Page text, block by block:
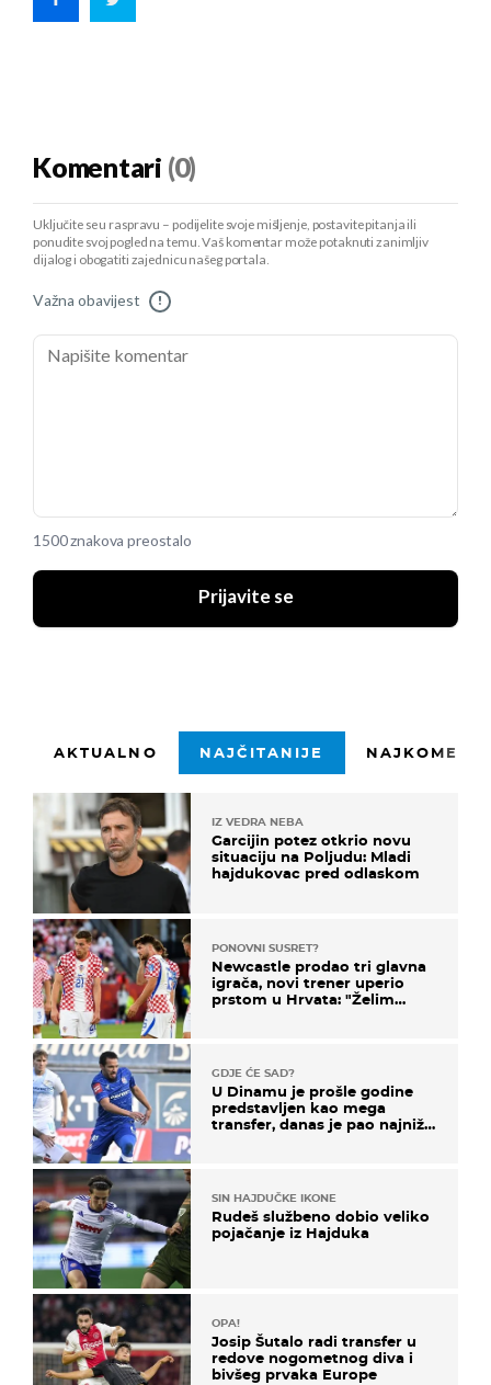
Komentari (0)
Uključite se u raspravu – podijelite svoje mišljenje, postavite pitanja ili
ponudite svoj pogled na temu. Vaš komentar može potaknuti zanimljiv
dijalog i obogatiti zajednicu našeg portala.
Važna obavijest !
1500 znakova preostalo
Prijavite se
AKTUALNO NAJČITANIJE
IZ VEDRA NEBA
Garcijin potez otkrio novu
situaciju na Poljudu: Mladi
hajdukovac pred odlaskom
PONOVNI SUSRET?
Newcastle prodao tri glavna
igrača, novi trener uperio
prstom u Hrvata: "Želim
GDJE ĆE SAD?
U Dinamu je prošle godine
predstavljen kao mega
transfer, danas je pao najniže
SIN HAJDUČKE IKONE
Rudeš službeno dobio veliko
pojačanje iz Hajduka
OPA!
Josip Šutalo radi transfer u
redove nogometnog diva i
bivšeg prvaka Europe